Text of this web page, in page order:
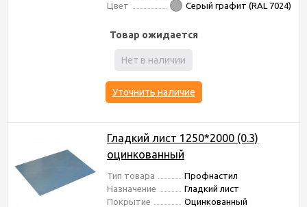
Цвет
Серый графит (RAL 7024)
Товар ожидается
Нет в наличии
Уточнить наличие
Гладкий лист 1250*2000 (0.3)
оцинкованный
Тип товара
Профнастил
Назначение
Гладкий лист
Покрытие
Оцинкованный